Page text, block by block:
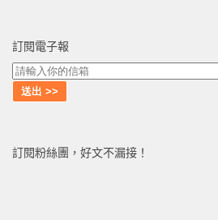
訂閱電子報
訂閱粉絲團，好文不漏接！